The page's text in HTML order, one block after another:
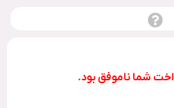
شما ناموفق بود.